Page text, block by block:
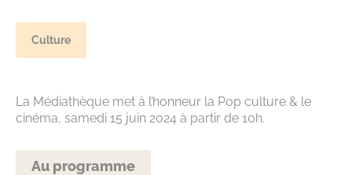
Culture
La Médiathèque met à l’honneur la Pop culture & le
cinéma, samedi 15 juin 2024 à partir de 10h.
Au programme